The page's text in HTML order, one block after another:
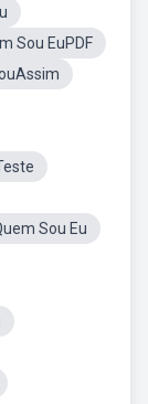
Sou EuPDF
Sou Eu